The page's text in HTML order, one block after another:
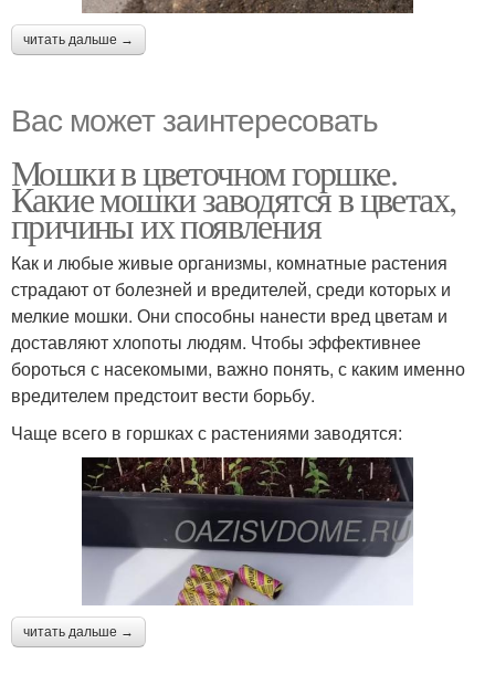
читать дальше →
Вас может заинтересовать
Мошки в цветочном горшке.
Какие мошки заводятся в цветах,
причины их появления
Как и любые живые организмы, комнатные растения
страдают от болезней и вредителей, среди которых и
мелкие мошки. Они способны нанести вред цветам и
доставляют хлопоты людям. Чтобы эффективнее
бороться с насекомыми, важно понять, с каким именно
вредителем предстоит вести борьбу.
Чаще всего в горшках с растениями заводятся:
читать дальше →